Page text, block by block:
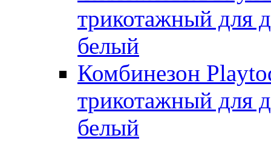
трикотажный для
белый
Комбинезон
трикотажный для
белый